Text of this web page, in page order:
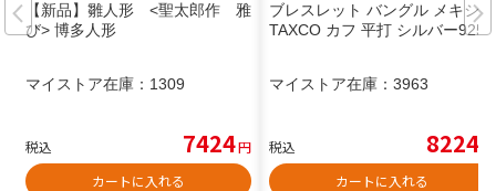
【新品】雛人形 <聖太郎作 雅
び> 博多人形
マイストア在庫： 1309
税込 7424円
カートに入れる
ブレスレット バングル メキシコ
TAXCO カフ 平打 シルバー925
マイストア在庫： 3963
税込 8224
カートに入れる